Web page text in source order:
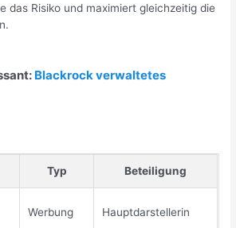
das Risiko und maximiert gleichzeitig die
Blackrock verwaltetes
Typ Beteiligung
Werbung Hauptdarstellerin